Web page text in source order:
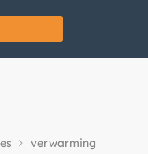
verwarming